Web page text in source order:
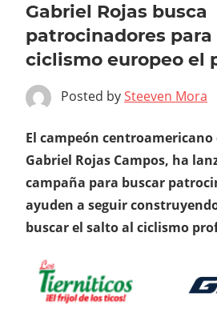
Gabriel Rojas busca
patrocinadores para
ciclismo europeo el
Posted bySteeven Mora
El campeón centroamericano
Gabriel Rojas Campos, ha
campaña para buscar
ayuden a seguir
buscar el salto al ciclismo